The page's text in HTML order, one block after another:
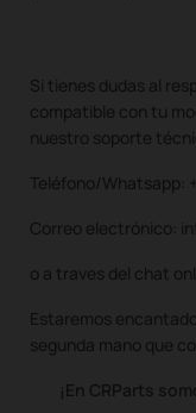
Si tienes dudas al
compatible con tu
nuestro soporte
Teléfono/Whatsapp:
Correo electrónico:
o a traves del chat
Estaremos
segunda mano que
¡En CRParts